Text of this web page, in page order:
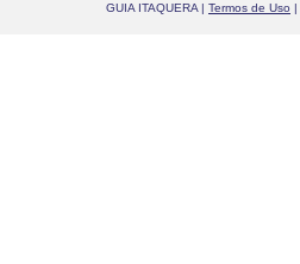
GUIA ITAQUERA | Termos de Uso |